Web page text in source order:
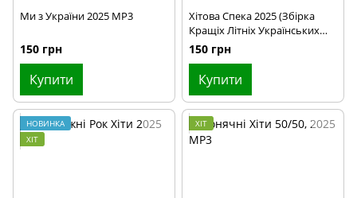
Ми з України 2025 MP3
150 грн
Купити
Хітова Спека 2025 (Збірка
Кращіх Літніх Українських
Хітів) MP3
150 грн
Купити
НОВИНКА
ХІТ
ХІТ